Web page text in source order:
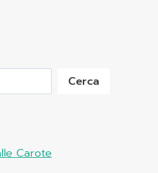
Cerca
Carote